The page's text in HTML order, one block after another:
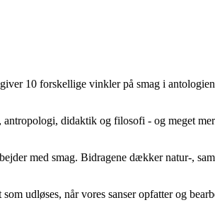
10 forskellige vinkler på smag i
didaktik og filosofi - og meget
med smag. Bidragene dækker natur-,
udløses, når vores sanser opfatter og